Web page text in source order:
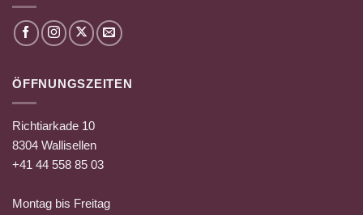
ÖFFNUNGSZEITEN
Richtiarkade 10
8304 Wallisellen
+41 44 558 85 03
Montag bis Freitag